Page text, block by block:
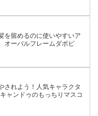
を留めるのに使いやすいア
オーバルフレームダボピ
されよう！人気キャラクタ
ャンドゥのもっちりマスコ